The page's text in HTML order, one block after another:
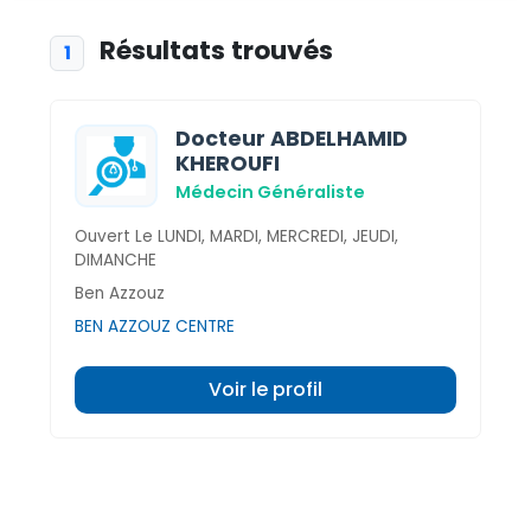
1 Résultats trouvés
Docteur ABDELHAMID
KHEROUFI
Médecin Généraliste
Ouvert Le LUNDI, MARDI, MERCREDI, JEUDI,
DIMANCHE
Ben Azzouz
BEN AZZOUZ CENTRE
Voir le profil